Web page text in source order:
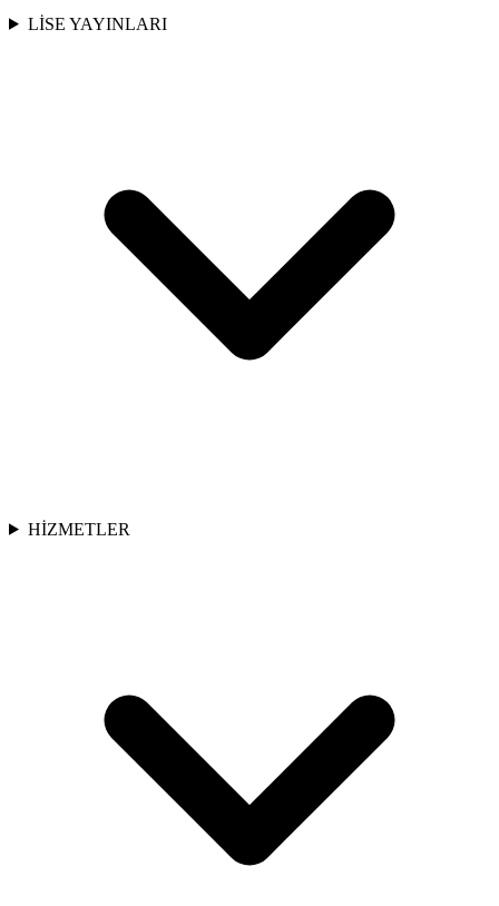
LİSE YAYINLARI
HİZMETLER